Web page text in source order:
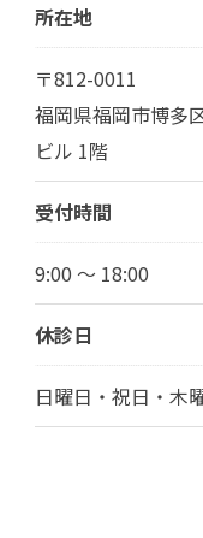
所在地
〒812-0011
福岡県福岡市博多
ビル 1階
受付時間
9:00 ～ 18:00
休診日
日曜日・祝日・木